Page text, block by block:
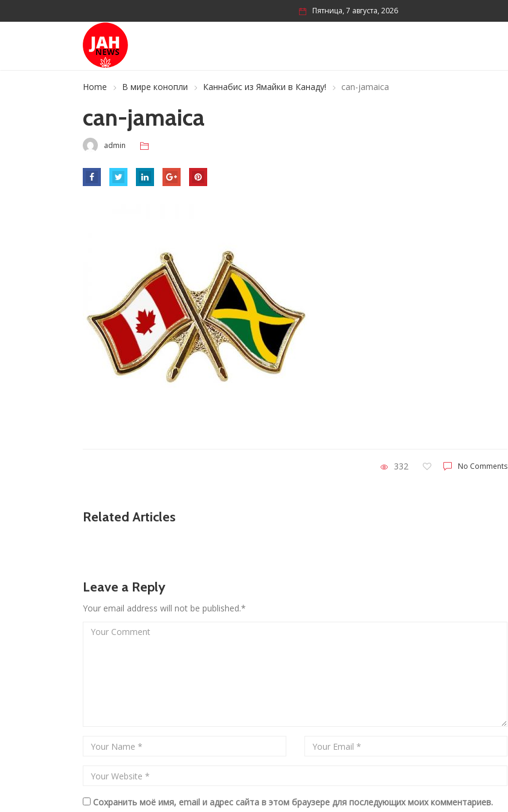
Пятница, 7 августа, 2026
Home В мире конопли Каннабис из Ямайки в Канаду! can-jamaica
can-jamaica
admin
332 No Comments
Related Articles
Leave a Reply
Your email address will not be published.*
Сохранить моё имя, email и адрес сайта в этом браузере для последующих моих комментариев.